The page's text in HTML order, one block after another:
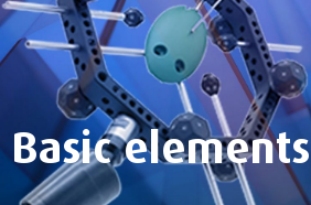
Basic elements